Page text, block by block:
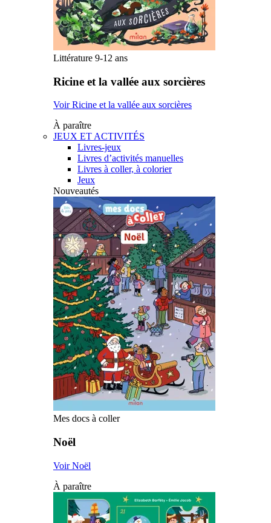
Littérature 9-12 ans
Ricine et la vallée aux sorcières
Voir Ricine et la vallée aux sorcières
À paraître
JEUX ET ACTIVITÉS
Livres-jeux
Livres d’activités manuelles
Livres à coller, à colorier
Jeux
Nouveautés
Mes docs à coller
Noël
Voir Noël
À paraître